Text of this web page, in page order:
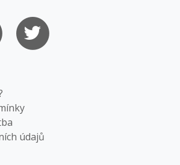
údajů